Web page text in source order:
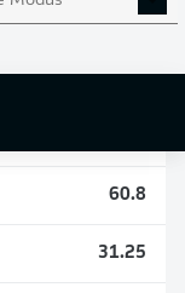
8
46
60.8
31.25